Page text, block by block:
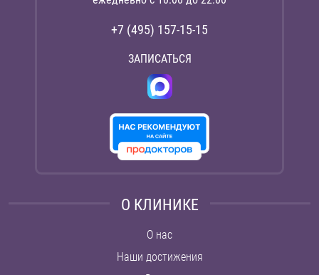
+7 (495) 157-15-15
ЗАПИСАТЬСЯ
О КЛИНИКЕ
О нас
Наши достижения